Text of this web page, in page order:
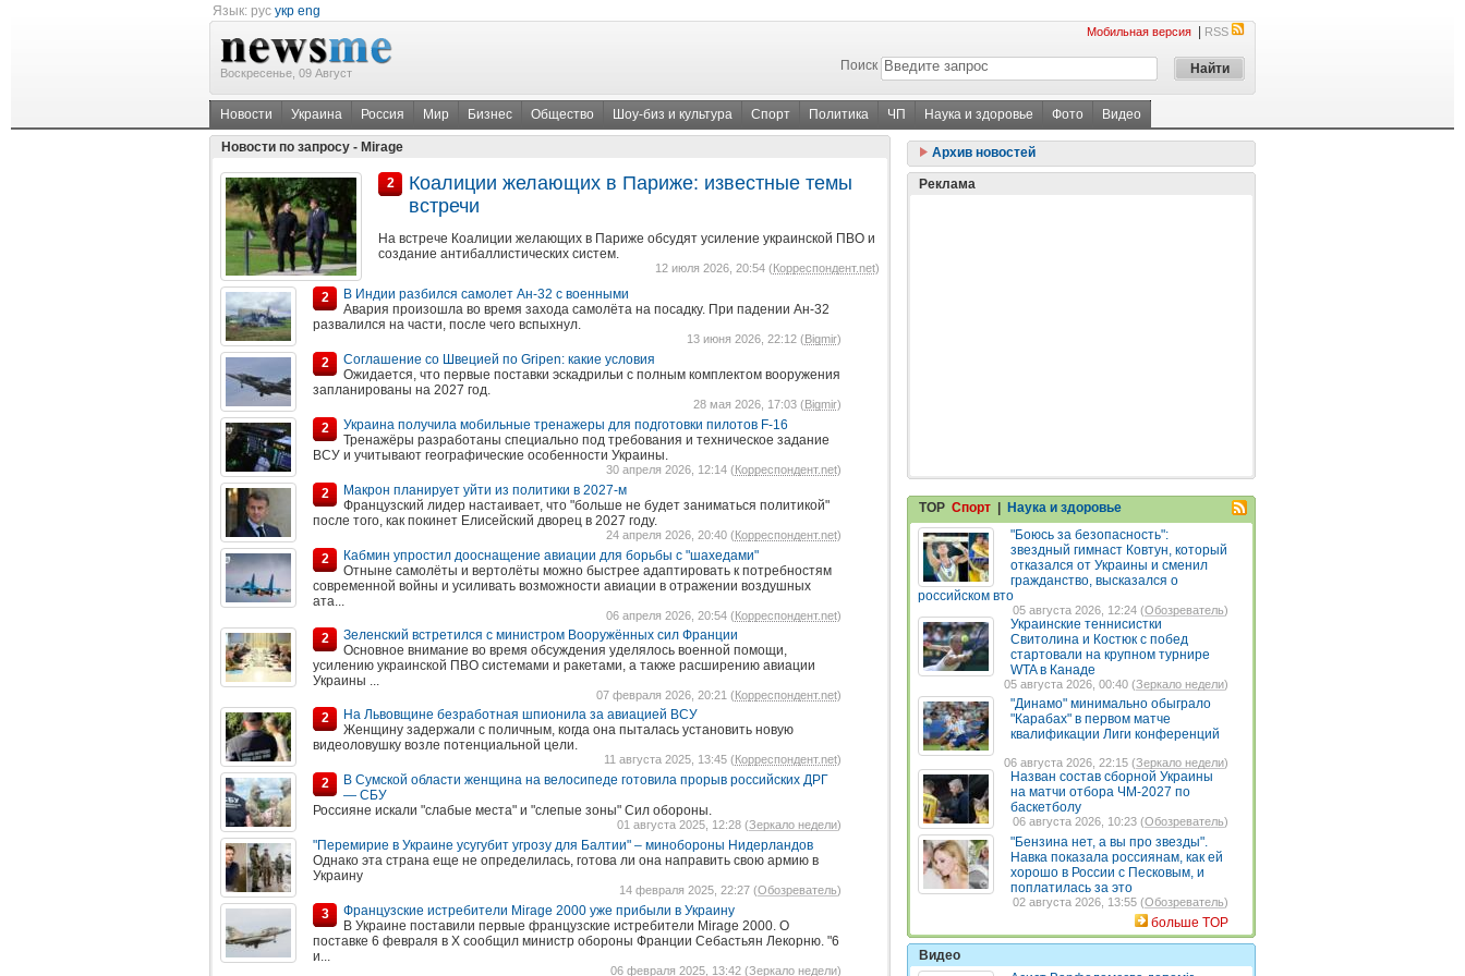
Язык: рус укр eng
Воскресенье, 09 Август
Мобильная версия RSS
Поиск
Новости Украина Россия Мир Бизнес Общество Шоу-биз и культура Спорт Политика ЧП Наука и здоровье Фото Видео
Новости по запросу - Mirage
2
Коалиции желающих в Париже: известные темы
встречи
На встрече Коалиции желающих в Париже обсудят усиление украинской ПВО и
создание антибаллистических систем.
12 июля 2026, 20:54 (Корреспондент.net)
2
В Индии разбился самолет Ан-32 с военными
Авария произошла во время захода самолёта на посадку. При падении Ан-32
развалился на части, после чего вспыхнул.
13 июня 2026, 22:12 (Bigmir)
2
Соглашение со Швецией по Gripen: какие условия
Ожидается, что первые поставки эскадрильи с полным комплектом вооружения
запланированы на 2027 год.
28 мая 2026, 17:03 (Bigmir)
2
Украина получила мобильные тренажеры для подготовки пилотов F-16
Тренажёры разработаны специально под требования и техническое задание
ВСУ и учитывают географические особенности Украины.
30 апреля 2026, 12:14 (Корреспондент.net)
2
Макрон планирует уйти из политики в 2027-м
Французский лидер настаивает, что "больше не будет заниматься политикой"
после того, как покинет Елисейский дворец в 2027 году.
24 апреля 2026, 20:40 (Корреспондент.net)
2
Кабмин упростил дооснащение авиации для борьбы с "шахедами"
Отныне самолёты и вертолёты можно быстрее адаптировать к потребностям
современной войны и усиливать возможности авиации в отражении воздушных
ата...
06 апреля 2026, 20:54 (Корреспондент.net)
2
Зеленский встретился с министром Вооружённых сил Франции
Основное внимание во время обсуждения уделялось военной помощи,
усилению украинской ПВО системами и ракетами, а также расширению авиации
Украины ...
07 февраля 2026, 20:21 (Корреспондент.net)
2
На Львовщине безработная шпионила за авиацией ВСУ
Женщину задержали с поличным, когда она пыталась установить новую
видеоловушку возле потенциальной цели.
11 августа 2025, 13:45 (Корреспондент.net)
2
В Сумской области женщина на велосипеде готовила прорыв российских ДРГ
— СБУ
Россияне искали "слабые места" и "слепые зоны" Сил обороны.
01 августа 2025, 12:28 (Зеркало недели)
"Перемирие в Украине усугубит угрозу для Балтии" – минобороны Нидерландов
Однако эта страна еще не определилась, готова ли она направить свою армию в
Украину
14 февраля 2025, 22:27 (Обозреватель)
3
Французские истребители Mirage 2000 уже прибыли в Украину
В Украине поставили первые французские истребители Mirage 2000. О
поставке 6 февраля в Х сообщил министр обороны Франции Себастьян Лекорню. "6
и...
06 февраля 2025, 13:42 (Зеркало недели)
Архив новостей
Реклама
TOP Спорт
Наука и здоровье
"Боюсь за безопасность":
звездный гимнаст Ковтун, который
отказался от Украины и сменил
гражданство, высказался о
российском вто
05 августа 2026, 12:24 (Обозреватель)
Украинские теннисистки
Свитолина и Костюк с побед
стартовали на крупном турнире
WTA в Канаде
05 августа 2026, 00:40 (Зеркало недели)
"Динамо" минимально обыграло
"Карабах" в первом матче
квалификации Лиги конференций
06 августа 2026, 22:15 (Зеркало недели)
Назван состав сборной Украины
на матчи отбора ЧМ-2027 по
баскетболу
06 августа 2026, 10:23 (Обозреватель)
"Бензина нет, а вы про звезды".
Навка показала россиянам, как ей
хорошо в России с Песковым, и
поплатилась за это
02 августа 2026, 13:55 (Обозреватель)
больше TOP
Видео